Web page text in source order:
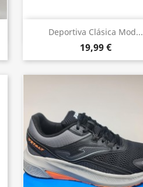
Deportiva Clásica Mod...
19,99 €
Vista rápida